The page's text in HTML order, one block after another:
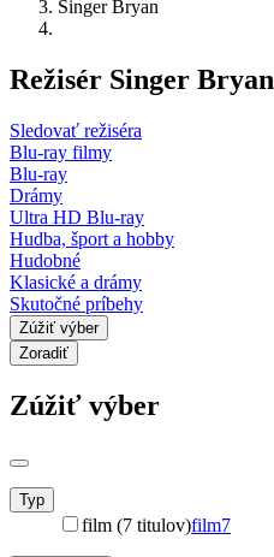
Singer Bryan
Režisér Singer Bryan
Sledovať režiséra
Blu-ray filmy
Blu-ray
Drámy
Ultra HD Blu-ray
Hudba, šport a hobby
Hudobné
Klasické a drámy
Skutočné príbehy
Zúžiť výber
Zoradiť
Zúžiť výber
Typ
film (7 titulov)film7